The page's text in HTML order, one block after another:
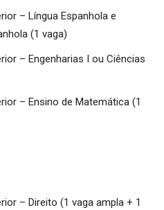
– Língua Espanhola e
(1 vaga)
– Engenharias I ou Ciências
– Ensino de Matemática (1
– Direito (1 vaga ampla + 1